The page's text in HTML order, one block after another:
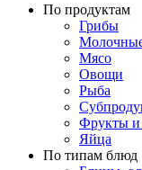
По продуктам
Грибы
Мясо
Овощи
Рыба
Фрукты и
Яйца
По типам блюд